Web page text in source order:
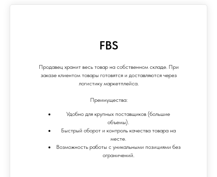
FBS
Продавец хранит весь товар на собственном складе. При
заказе клиентом товары готовятся и доставляются через
логистику маркетплейса.
Преимущества:
Удобно для крупных поставщиков (большие
объемы).
Быстрый оборот и контроль качества товара на
месте.
Возможность работы с уникальными позициями без
ограничений.